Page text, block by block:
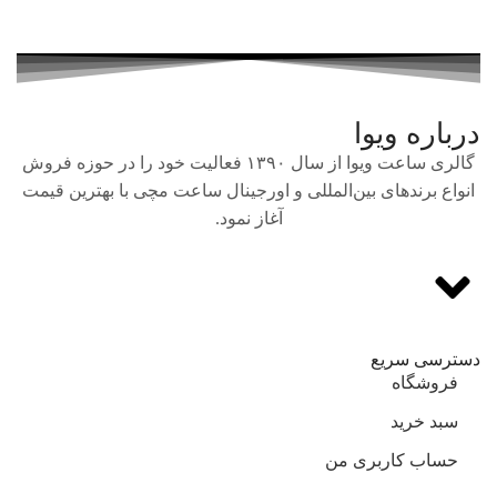
درباره ویوا
گالری ساعت ویوا از سال ۱۳۹۰ فعالیت خود را در حوزه فروش
انواع برندهای بین‌المللی و اورجینال ساعت مچی با بهترین قیمت
آغاز نمود.
دسترسی سریع
فروشگاه
سبد خرید
حساب کاربری من